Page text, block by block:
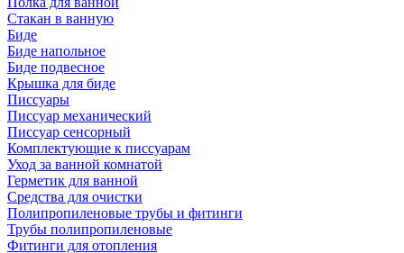
Стакан в ванную
Биде
Биде напольное
Биде подвесное
Крышка для биде
Писсуары
Писсуар механический
Писсуар сенсорный
Комплектующие к писсуарам
Уход за ванной комнатой
Герметик для ванной
Средства для очистки
Полипропиленовые трубы и фитинги
Трубы полипропиленовые
Фитинги для отопления